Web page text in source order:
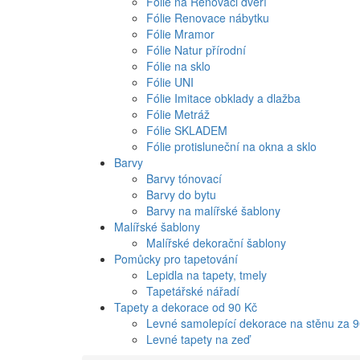
Fólie Renovace nábytku
Fólie Mramor
Fólie Natur přírodní
Fólie na sklo
Fólie UNI
Fólie Imitace obklady a dlažba
Fólie Metráž
Fólie SKLADEM
Fólie protisluneční na okna a sklo
Barvy
Barvy tónovací
Barvy do bytu
Barvy na malířské šablony
Malířské šablony
Malířské dekorační šablony
Pomůcky pro tapetování
Lepidla na tapety, tmely
Tapetářské nářadí
Tapety a dekorace od 90 Kč
Levné samolepící dekorace na stěnu za
Levné tapety na zeď